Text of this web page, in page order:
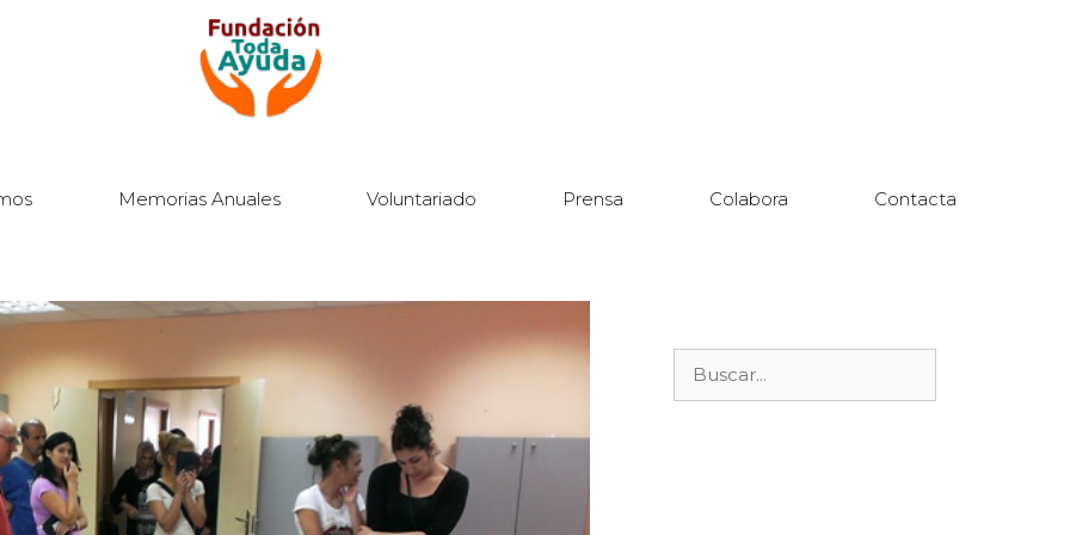
Memorias Anuales Voluntariado Prensa Colabora Contacta